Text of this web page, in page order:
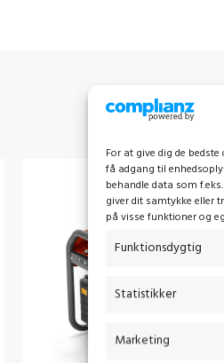
For at give dig de
få adgang til
behandle data som
giver dit samtykke eller
på visse funktioner og
Funktionsdygtig
Statistikker
Marketing